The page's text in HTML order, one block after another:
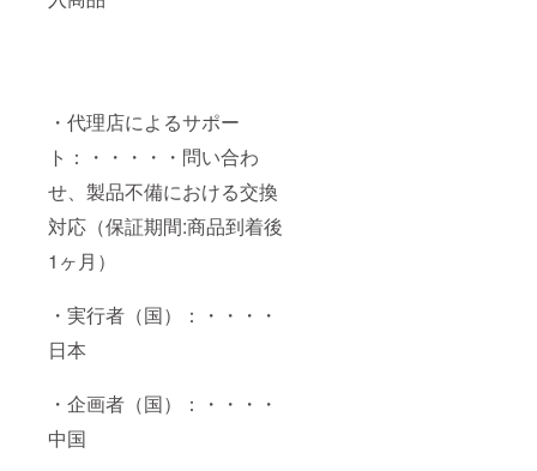
・代理店によるサポー
ト：・・・・・問い合わ
せ、製品不備における交換
対応（保証期間:商品到着後
1ヶ月）
・実行者（国）：・・・・
日本
・企画者（国）：・・・・
中国